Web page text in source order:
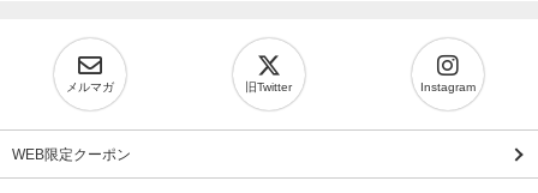
メルマガ 旧Twitter Instagram
WEB限定クーポン